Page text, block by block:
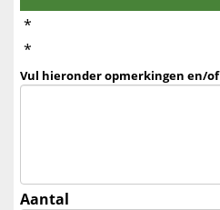
*
*
Vul hieronder opmerkingen en/
Aantal